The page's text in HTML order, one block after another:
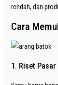
rendah, dan
Cara
1. Riset